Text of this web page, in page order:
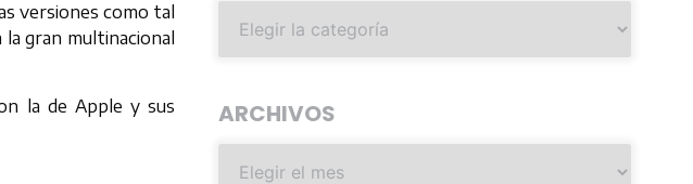
versiones como tal
gran multinacional
la de Apple y sus
ARCHIVOS